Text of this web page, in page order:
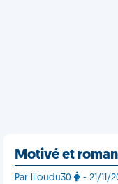
Motivé et
Par liloudu30 - 21/11/